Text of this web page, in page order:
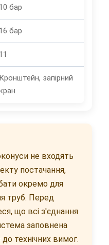
10 бар
16 бар
11
Кронштейн, запірний
не входять
постачання,
окремо для
труб. Перед
що всі з'єднання
заповнена
технічних вимог.